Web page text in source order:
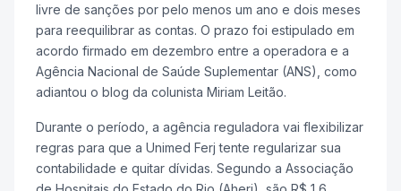
livre de sanções por pelo menos um ano e dois meses
para reequilibrar as contas. O prazo foi estipulado em
acordo firmado em dezembro entre a operadora e a
Agência Nacional de Saúde Suplementar (ANS), como
adiantou o blog da colunista Miriam Leitão.
Durante o período, a agência reguladora vai flexibilizar
regras para que a Unimed Ferj tente regularizar sua
contabilidade e quitar dívidas. Segundo a Associação